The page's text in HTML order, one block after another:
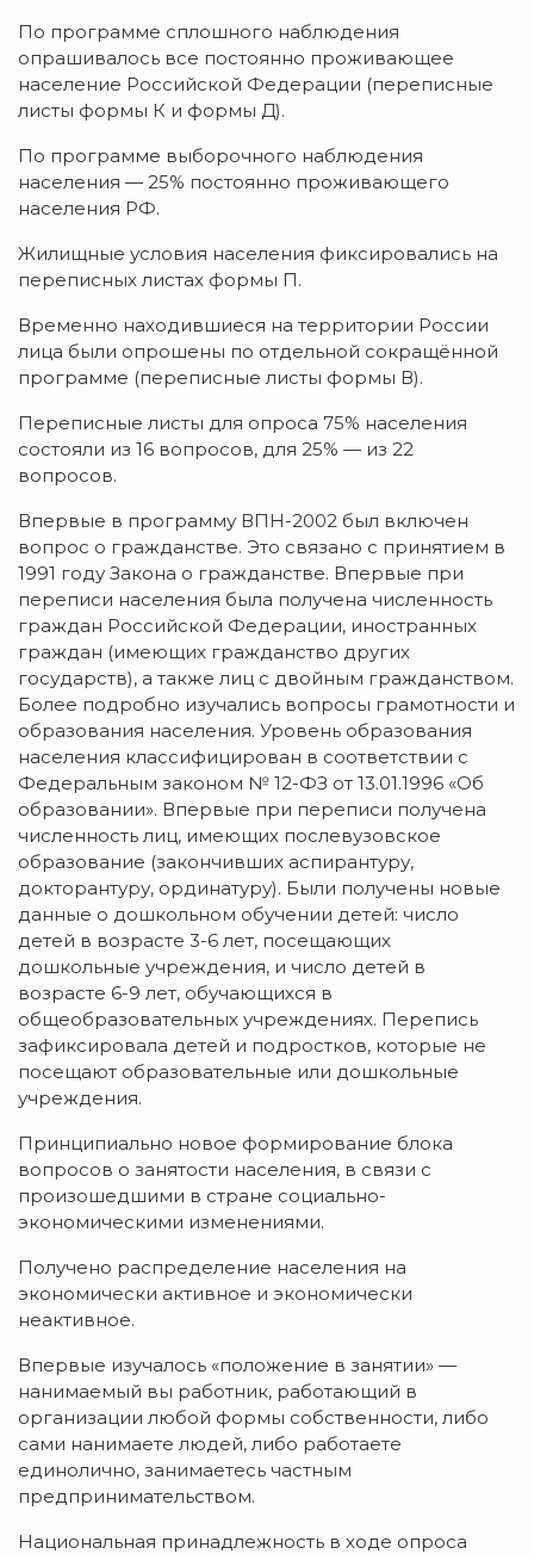
По программе сплошного наблюдения
опрашивалось все постоянно проживающее
население Российской Федерации (переписные
листы формы К и формы Д).
По программе выборочного наблюдения
населения — 25% постоянно проживающего
населения РФ.
Жилищные условия населения фиксировались на
переписных листах формы П.
Временно находившиеся на территории России
лица были опрошены по отдельной сокращённой
программе (переписные листы формы В).
Переписные листы для опроса 75% населения
состояли из 16 вопросов, для 25% — из 22
вопросов.
Впервые в программу ВПН-2002 был включен
вопрос о гражданстве. Это связано с принятием в
1991 году Закона о гражданстве. Впервые при
переписи населения была получена численность
граждан Российской Федерации, иностранных
граждан (имеющих гражданство других
государств), а также лиц с двойным гражданством.
Более подробно изучались вопросы грамотности и
образования населения. Уровень образования
населения классифицирован в соответствии с
Федеральным законом № 12-ФЗ от 13.01.1996 «Об
образовании». Впервые при переписи получена
численность лиц, имеющих послевузовское
образование (закончивших аспирантуру,
докторантуру, ординатуру). Были получены новые
данные о дошкольном обучении детей: число
детей в возрасте 3-6 лет, посещающих
дошкольные учреждения, и число детей в
возрасте 6-9 лет, обучающихся в
общеобразовательных учреждениях. Перепись
зафиксировала детей и подростков, которые не
посещают образовательные или дошкольные
учреждения.
Принципиально новое формирование блока
вопросов о занятости населения, в связи с
произошедшими в стране социально-
экономическими изменениями.
Получено распределение населения на
экономически активное и экономически
неактивное.
Впервые изучалось «положение в занятии» —
нанимаемый вы работник, работающий в
организации любой формы собственности, либо
сами нанимаете людей, либо работаете
единолично, занимаетесь частным
предпринимательством.
Национальная принадлежность в ходе опроса